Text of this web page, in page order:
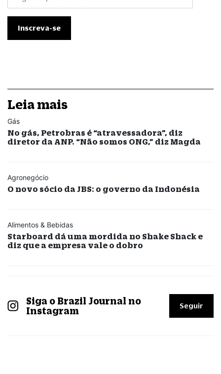
Leia mais
Gás
No gás, Petrobras é “atravessadora”, diz
diretor da ANP. “Não somos ONG,” diz Magda
Agronegócio
O novo sócio da JBS: o governo da Indonésia
Alimentos & Bebidas
Starboard dá uma mordida no Shake Shack e
diz que a empresa vale o dobro
Siga o Brazil Journal no
Instagram
Seguir